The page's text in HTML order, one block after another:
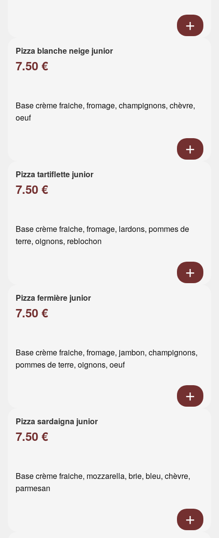
Pizza blanche neige junior
7.50 €
Base crème fraiche, fromage, champignons, chèvre,
oeuf
Pizza tartiflette junior
7.50 €
Base crème fraiche, fromage, lardons, pommes de
terre, oignons, reblochon
Pizza fermière junior
7.50 €
Base crème fraiche, fromage, jambon, champignons,
pommes de terre, oignons, oeuf
Pizza sardaigna junior
7.50 €
Base crème fraiche, mozzarella, brie, bleu, chèvre,
parmesan